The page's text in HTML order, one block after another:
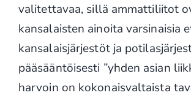
valitettavaa, sillä ammattiliitot
kansalaisten ainoita varsinaisia
kansalaisjärjestöt ja
pääsääntöisesti ”yhden asian
harvoin on kokonaisvaltaista